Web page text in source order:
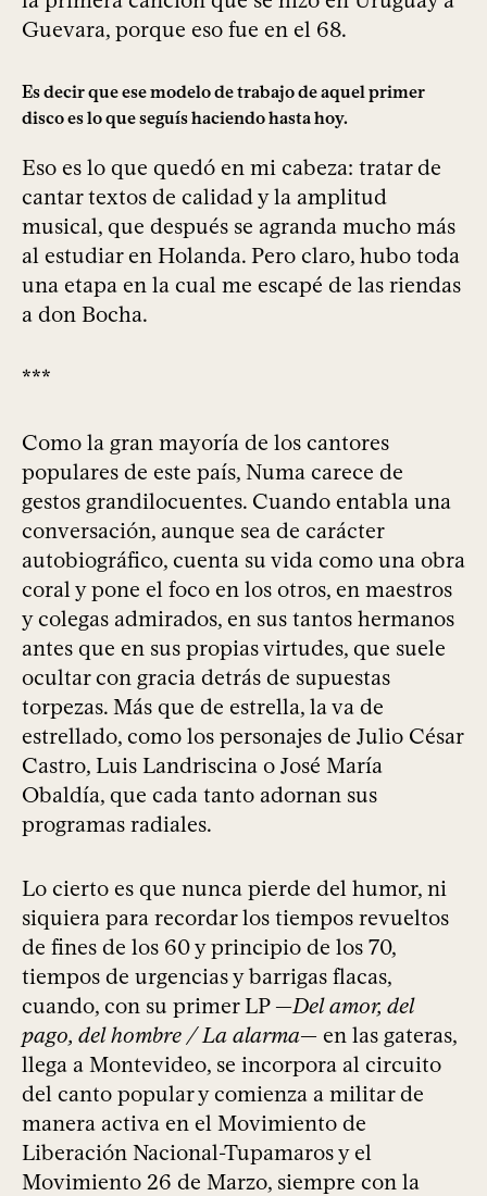
Guevara, porque eso fue en el 68.
Es decir que ese modelo de trabajo de aquel primer
disco es lo que seguís haciendo hasta hoy.
Eso es lo que quedó en mi cabeza: tratar de
cantar textos de calidad y la amplitud
musical, que después se agranda mucho más
al estudiar en Holanda. Pero claro, hubo toda
una etapa en la cual me escapé de las riendas
a don Bocha.
***
Como la gran mayoría de los cantores
populares de este país, Numa carece de
gestos grandilocuentes. Cuando entabla una
conversación, aunque sea de carácter
autobiográfico, cuenta su vida como una obra
coral y pone el foco en los otros, en maestros
y colegas admirados, en sus tantos hermanos
antes que en sus propias virtudes, que suele
ocultar con gracia detrás de supuestas
torpezas. Más que de estrella, la va de
estrellado, como los personajes de Julio César
Castro, Luis Landriscina o José María
Obaldía, que cada tanto adornan sus
programas radiales.
Lo cierto es que nunca pierde del humor, ni
siquiera para recordar los tiempos revueltos
de fines de los 60 y principio de los 70,
tiempos de urgencias y barrigas flacas,
cuando, con su primer LP —Del amor, del
pago, del hombre / La alarma— en las gateras,
llega a Montevideo, se incorpora al circuito
del canto popular y comienza a militar de
manera activa en el Movimiento de
Liberación Nacional-Tupamaros y el
Movimiento 26 de Marzo, siempre con la